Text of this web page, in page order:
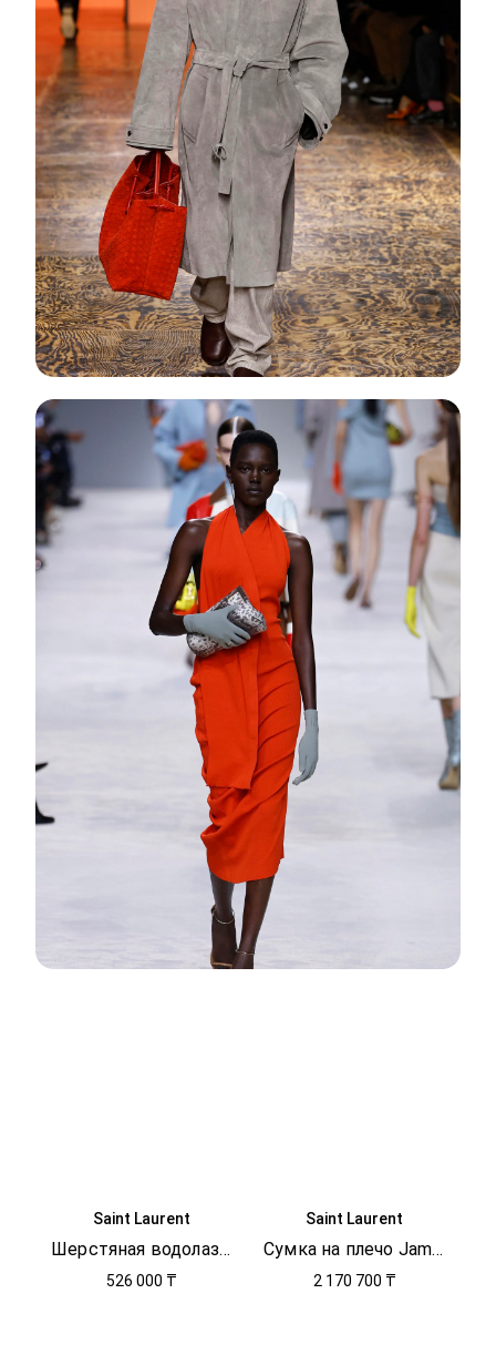
Saint Laurent
Шерстяная водолазка с логотипом
526 000 ₸
Saint Laurent
Сумка на плечо Jamie
2 170 700 ₸